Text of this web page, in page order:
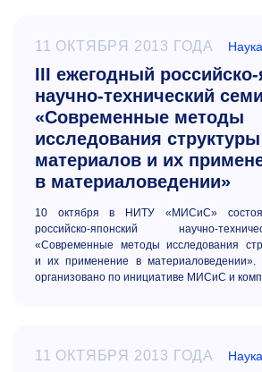
11 ОКТЯБРЯ 2013 ГОДА Наука
III ежегодный российско-
научно-технический
«Современные методы
исследования структуры
материалов и их
в материаловедении»
10 октября в НИТУ «МИСиС»
российско-японский научно-
«Современные методы исследования
и их применение в
организовано по инициативе МИСиС и
11 ОКТЯБРЯ 2013 ГОДА Наука